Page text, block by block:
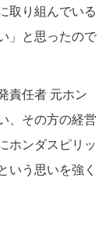
取り組んでいる
」と思ったので
責任者 元ホン
、その方の経営
ホンダスピリッ
いう思いを強く